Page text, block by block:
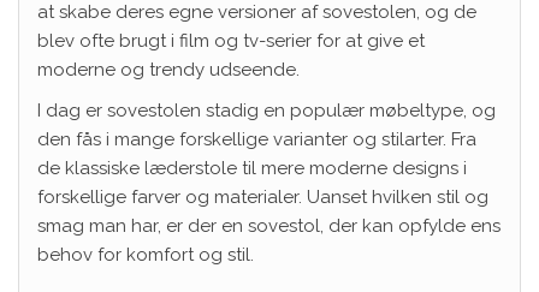
at skabe deres egne versioner af sovestolen, og de
blev ofte brugt i film og tv-serier for at give et
moderne og trendy udseende.
I dag er sovestolen stadig en populær møbeltype, og
den fås i mange forskellige varianter og stilarter. Fra
de klassiske læderstole til mere moderne designs i
forskellige farver og materialer. Uanset hvilken stil og
smag man har, er der en sovestol, der kan opfylde ens
behov for komfort og stil.